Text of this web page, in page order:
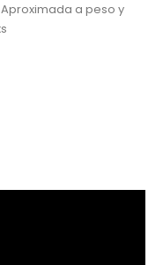
a peso y